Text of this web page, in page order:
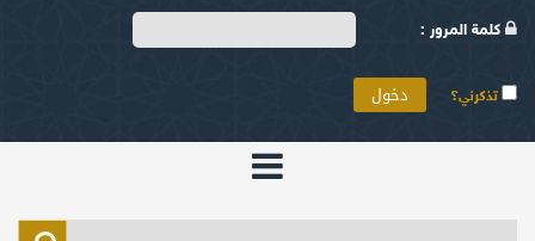
كلمة المرور :
تذكرني؟